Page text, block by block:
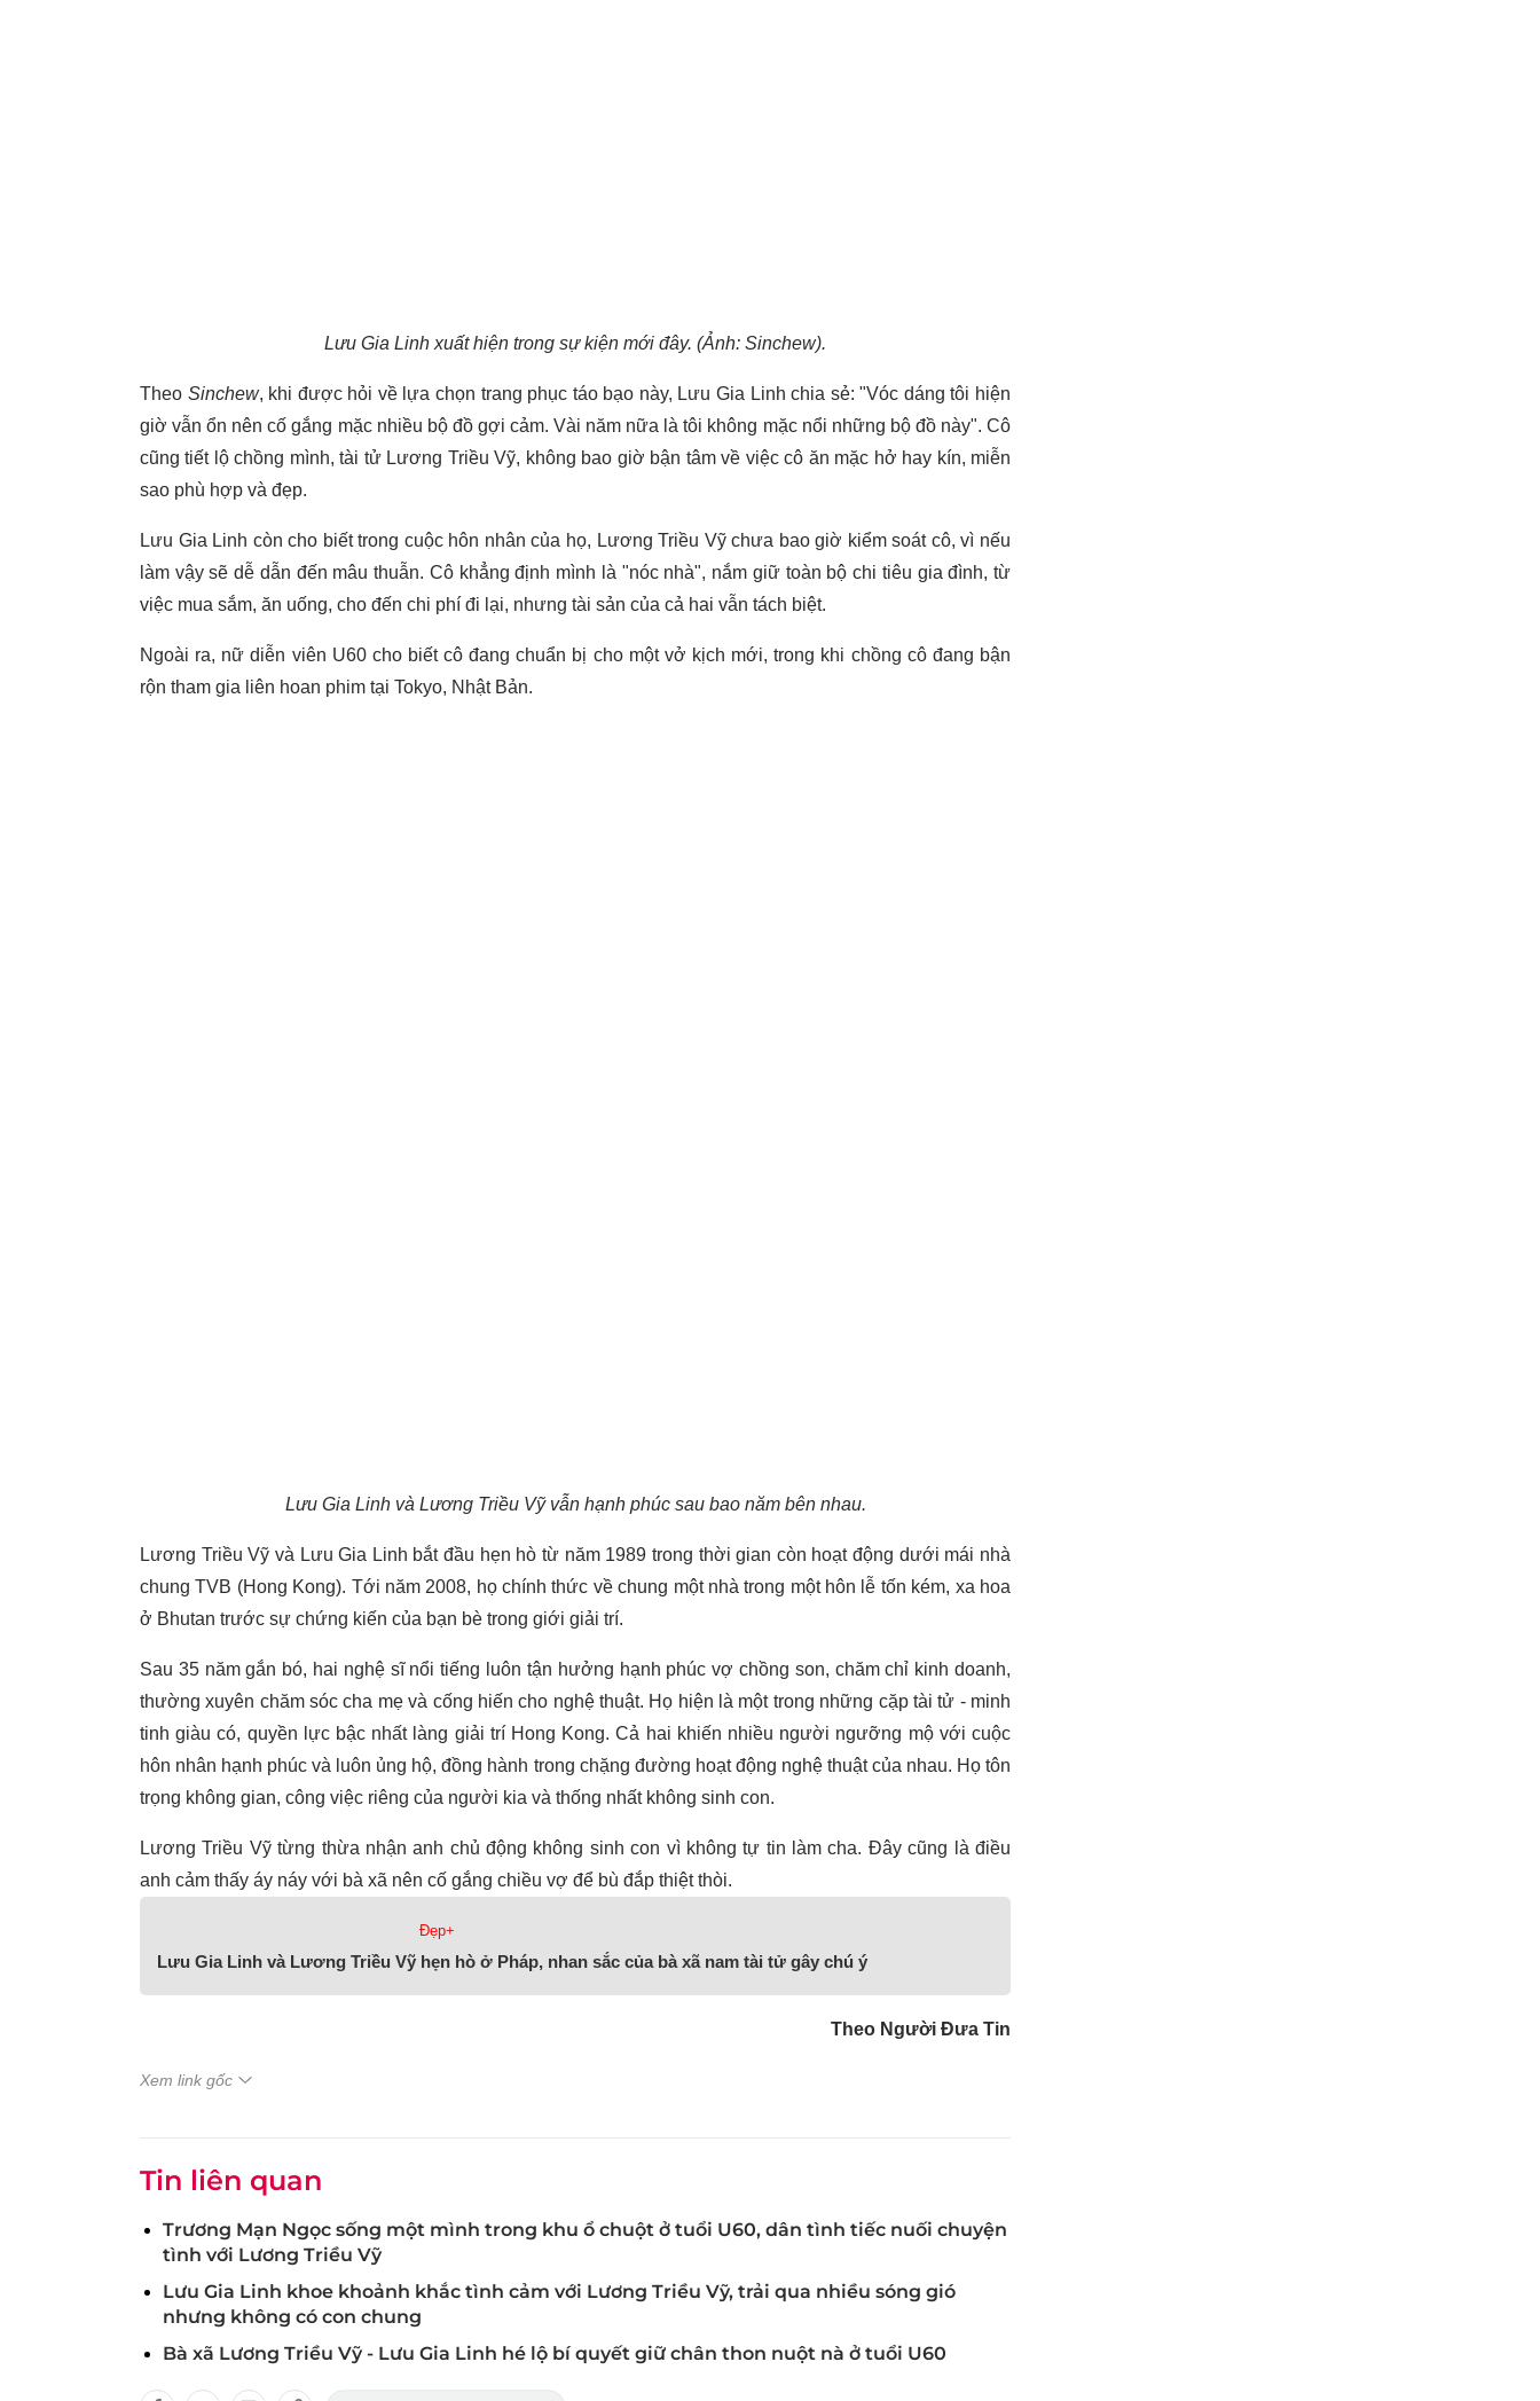
Lưu Gia Linh xuất hiện trong sự kiện mới đây. (Ảnh: Sinchew).
Theo Sinchew, khi được hỏi về lựa chọn trang phục táo bạo này, Lưu Gia Linh chia sẻ: "Vóc dáng tôi hiện
giờ vẫn ổn nên cố gắng mặc nhiều bộ đồ gợi cảm. Vài năm nữa là tôi không mặc nổi những bộ đồ này". Cô
cũng tiết lộ chồng mình, tài tử Lương Triều Vỹ, không bao giờ bận tâm về việc cô ăn mặc hở hay kín, miễn
sao phù hợp và đẹp.
Lưu Gia Linh còn cho biết trong cuộc hôn nhân của họ, Lương Triều Vỹ chưa bao giờ kiểm soát cô, vì nếu
làm vậy sẽ dễ dẫn đến mâu thuẫn. Cô khẳng định mình là "nóc nhà", nắm giữ toàn bộ chi tiêu gia đình, từ
việc mua sắm, ăn uống, cho đến chi phí đi lại, nhưng tài sản của cả hai vẫn tách biệt.
Ngoài ra, nữ diễn viên U60 cho biết cô đang chuẩn bị cho một vở kịch mới, trong khi chồng cô đang bận
rộn tham gia liên hoan phim tại Tokyo, Nhật Bản.
Lưu Gia Linh và Lương Triều Vỹ vẫn hạnh phúc sau bao năm bên nhau.
Lương Triều Vỹ và Lưu Gia Linh bắt đầu hẹn hò từ năm 1989 trong thời gian còn hoạt động dưới mái nhà
chung TVB (Hong Kong). Tới năm 2008, họ chính thức về chung một nhà trong một hôn lễ tốn kém, xa hoa
ở Bhutan trước sự chứng kiến của bạn bè trong giới giải trí.
Sau 35 năm gắn bó, hai nghệ sĩ nổi tiếng luôn tận hưởng hạnh phúc vợ chồng son, chăm chỉ kinh doanh,
thường xuyên chăm sóc cha mẹ và cống hiến cho nghệ thuật. Họ hiện là một trong những cặp tài tử - minh
tinh giàu có, quyền lực bậc nhất làng giải trí Hong Kong. Cả hai khiến nhiều người ngưỡng mộ với cuộc
hôn nhân hạnh phúc và luôn ủng hộ, đồng hành trong chặng đường hoạt động nghệ thuật của nhau. Họ tôn
trọng không gian, công việc riêng của người kia và thống nhất không sinh con.
Lương Triều Vỹ từng thừa nhận anh chủ động không sinh con vì không tự tin làm cha. Đây cũng là điều
anh cảm thấy áy náy với bà xã nên cố gắng chiều vợ để bù đắp thiệt thòi.
Đẹp+
Lưu Gia Linh và Lương Triều Vỹ hẹn hò ở Pháp, nhan sắc của bà xã nam tài tử gây chú ý
Theo Người Đưa Tin
Xem link gốc
Tin liên quan
Trương Mạn Ngọc sống một mình trong khu ổ chuột ở tuổi U60, dân tình tiếc nuối chuyện
tình với Lương Triều Vỹ
Lưu Gia Linh khoe khoảnh khắc tình cảm với Lương Triều Vỹ, trải qua nhiều sóng gió
nhưng không có con chung
Bà xã Lương Triều Vỹ - Lưu Gia Linh hé lộ bí quyết giữ chân thon nuột nà ở tuổi U60